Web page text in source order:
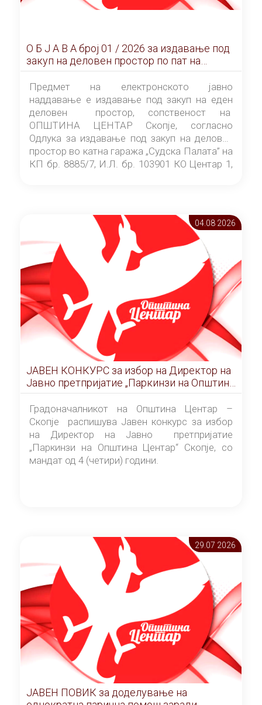
О Б Ј А В А брoj 01 / 2026 за издавање под
закуп на деловен простор по пат на
ЕЛЕКТРОНСКО ЈАВНО НАДДАВАЊЕ
Предмет на електронското јавно
наддавање е издавање под закуп на еден
деловен простор, сопственост на
ОПШТИНА ЦЕНТАР Скопје, согласно
Одлука за издавање под закуп на деловен
простор во катна гаража „Судска Палата” на
КП бр. 8885/7, И.Л. бр. 103901 КО Центар 1,
Скопје” број 9/2026), за времетраење од 3
(три) години од денот на потпишувањето на
Договорот за закуп со најповолниот
понудувач.
04.08 2026
ЈАВЕН КОНКУРС за избор на Директор на
Јавно претпријатие „Паркинзи на Општина
Центар“ – Скопје
Градоначалникот на Општина Центар –
Скопје распишува Јавен конкурс за избор
на Директор на Јавно претпријатие
„Паркинзи на Општина Центар“ Скопје, со
мандат од 4 (четири) години.
29.07 2026
ЈАВЕН ПОВИК за доделување на